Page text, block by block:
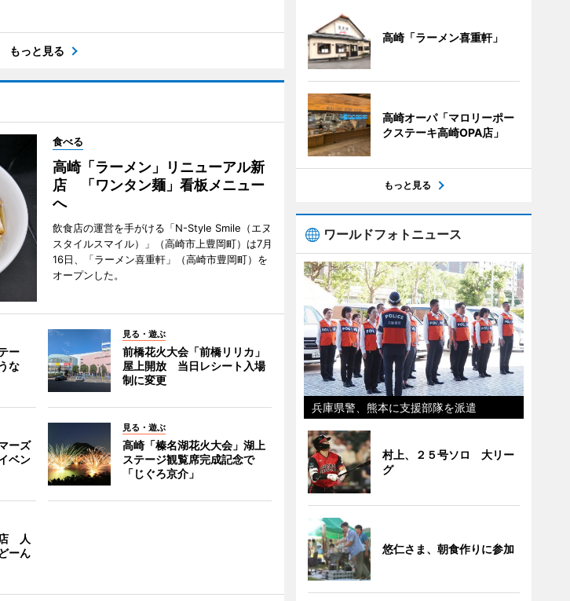
もっと見る
食べる
高崎「ラーメン」リニューアル新
店 「ワンタン麺」看板メニュー
へ
飲食店の運営を手がける「N-Style Smile（エヌ
スタイルスマイル）」（高崎市上豊岡町）は7月
16日、「ラーメン喜重軒」（高崎市豊岡町）を
オープンした。
ー
な
見る・遊ぶ
前橋花火大会「前橋リリカ」
屋上開放 当日レシート入場
制に変更
ーズ
ベン
見る・遊ぶ
高崎「榛名湖花火大会」湖上
ステージ観覧席完成記念で
「じぐろ京介」
店 人
ーん
高崎「ラーメン喜重軒」
高崎オーパ「マロリーポー
クステーキ高崎OPA店」
もっと見る
ワールドフォトニュース
兵庫県警、熊本に支援部隊を派遣
村上、２５号ソロ 大リー
グ
悠仁さま、朝食作りに参加